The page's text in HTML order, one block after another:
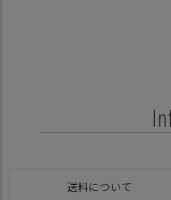
送料について